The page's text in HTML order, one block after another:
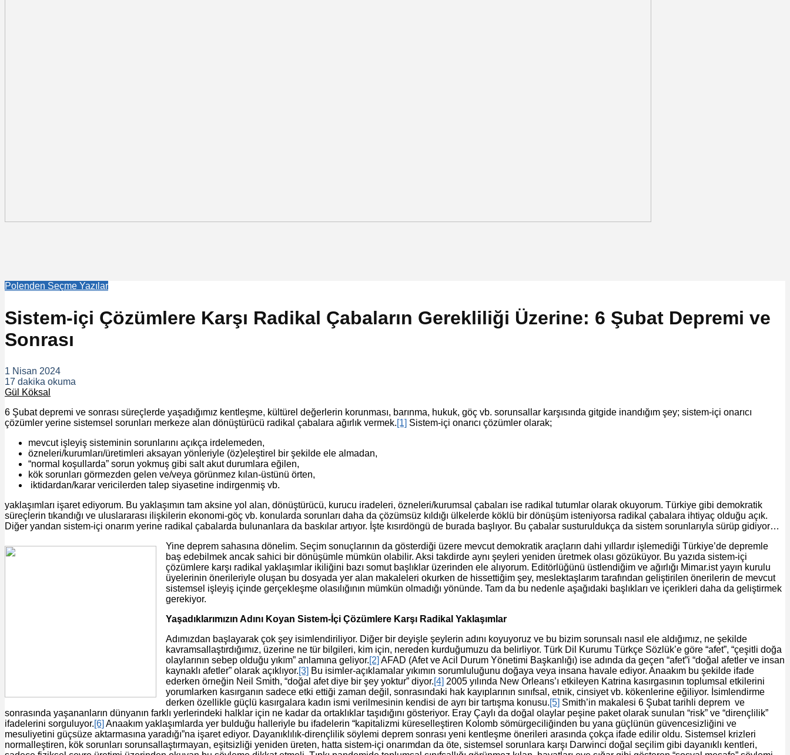
Polenden Seçme Yazılar
Sistem-içi Çözümlere Karşı Radikal Çabaların Gerekliliği Üzerine: 6 Şubat Depremi ve
Sonrası
1 Nisan 2024
17 dakika okuma
Gül Köksal
6 Şubat depremi ve sonrası süreçlerde yaşadığımız kentleşme, kültürel değerlerin korunması, barınma, hukuk, göç vb. sorunsallar karşısında gitgide inandığım şey; sistem-içi onarıcı
çözümler yerine sistemsel sorunları merkeze alan dönüştürücü radikal çabalara ağırlık vermek.[1] Sistem-içi onarıcı çözümler olarak;
mevcut işleyiş sisteminin sorunlarını açıkça irdelemeden,
özneleri/kurumları/üretimleri aksayan yönleriyle (öz)eleştirel bir şekilde ele almadan,
“normal koşullarda” sorun yokmuş gibi salt akut durumlara eğilen,
kök sorunları görmezden gelen ve/veya görünmez kılan-üstünü örten,
iktidardan/karar vericilerden talep siyasetine indirgenmiş vb.
yaklaşımları işaret ediyorum. Bu yaklaşımın tam aksine yol alan, dönüştürücü, kurucu iradeleri, özneleri/kurumsal çabaları ise radikal tutumlar olarak okuyorum. Türkiye gibi demokratik
süreçlerin tıkandığı ve uluslararası ilişkilerin ekonomi-göç vb. konularda sorunları daha da çözümsüz kıldığı ülkelerde köklü bir dönüşüm isteniyorsa radikal çabalara ihtiyaç olduğu açık.
Diğer yandan sistem-içi onarım yerine radikal çabalarda bulunanlara da baskılar artıyor. İşte kısırdöngü de burada başlıyor. Bu çabalar susturuldukça da sistem sorunlarıyla sürüp gidiyor…
Yine deprem sahasına dönelim. Seçim sonuçlarının da gösterdiği üzere mevcut demokratik araçların dahi yıllardır işlemediği Türkiye’de depremle
baş edebilmek ancak sahici bir dönüşümle mümkün olabilir. Aksi takdirde aynı şeyleri yeniden üretmek olası gözüküyor. Bu yazıda sistem-içi
çözümlere karşı radikal yaklaşımlar ikiliğini bazı somut başlıklar üzerinden ele alıyorum. Editörlüğünü üstlendiğim ve ağırlığı Mimar.ist yayın kurulu
üyelerinin önerileriyle oluşan bu dosyada yer alan makaleleri okurken de hissettiğim şey, meslektaşlarım tarafından geliştirilen önerilerin de mevcut
sistemsel işleyiş içinde gerçekleşme olasılığının mümkün olmadığı yönünde. Tam da bu nedenle aşağıdaki başlıkları ve içerikleri daha da geliştirmek
gerekiyor.
Yaşadıklarımızın Adını Koyan Sistem-İçi Çözümlere Karşı Radikal Yaklaşımlar
Adımızdan başlayarak çok şey isimlendiriliyor. Diğer bir deyişle şeylerin adını koyuyoruz ve bu bizim sorunsalı nasıl ele aldığımız, ne şekilde
kavramsallaştırdığımız, üzerine ne tür bilgileri, kim için, nereden kurduğumuzu da belirliyor. Türk Dil Kurumu Türkçe Sözlük’e göre “afet”, “çeşitli doğa
olaylarının sebep olduğu yıkım” anlamına geliyor.[2] AFAD (Afet ve Acil Durum Yönetimi Başkanlığı) ise adında da geçen “afet”i “doğal afetler ve insan
kaynaklı afetler” olarak açıklıyor.[3] Bu isimler-açıklamalar yıkımın sorumluluğunu doğaya veya insana havale ediyor. Anaakım bu şekilde ifade
ederken örneğin Neil Smith, “doğal afet diye bir şey yoktur” diyor.[4] 2005 yılında New Orleans’ı etkileyen Katrina kasırgasının toplumsal etkilerini
yorumlarken kasırganın sadece etki ettiği zaman değil, sonrasındaki hak kayıplarının sınıfsal, etnik, cinsiyet vb. kökenlerine eğiliyor. İsimlendirme
derken özellikle güçlü kasırgalara kadın ismi verilmesinin kendisi de ayrı bir tartışma konusu.[5] Smith’in makalesi 6 Şubat tarihli deprem ve
sonrasında yaşananların dünyanın farklı yerlerindeki halklar için ne kadar da ortaklıklar taşıdığını gösteriyor. Eray Çaylı da doğal olaylar peşine paket olarak sunulan “risk” ve “dirençlilik”
ifadelerini sorguluyor.[6] Anaakım yaklaşımlarda yer bulduğu halleriyle bu ifadelerin “kapitalizmi küreselleştiren Kolomb sömürgeciliğinden bu yana güçlünün güvencesizliğini ve
mesuliyetini güçsüze aktarmasına yaradığı”na işaret ediyor. Dayanıklılık-dirençlilik söylemi deprem sonrası yeni kentleşme önerileri arasında çokça ifade edilir oldu. Sistemsel krizleri
normalleştiren, kök sorunları sorunsallaştırmayan, eşitsizliği yeniden üreten, hatta sistem-içi onarımdan da öte, sistemsel sorunlara karşı Darwinci doğal seçilim gibi dayanıklı kentleri,